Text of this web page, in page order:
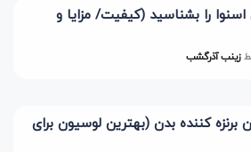
را بشناسید (کیفیت/ مزایا و
زینب آذرگشب
کننده بدن (بهترین لوسیون برای